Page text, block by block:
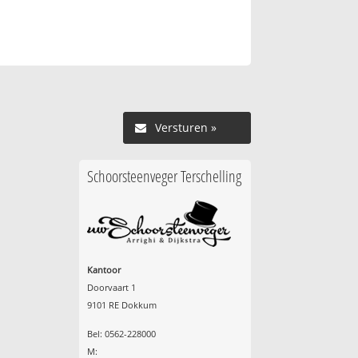
Versturen »
Schoorsteenveger Terschelling
Kantoor
Doorvaart 1
9101 RE Dokkum
Bel: 0562-228000
M: